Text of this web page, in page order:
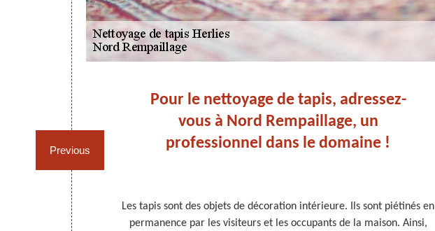
Previous
Pour le nettoyage de tapis, adressez-
vous à Nord Rempaillage, un
professionnel dans le domaine !
Les tapis sont des objets de décoration intérieure. Ils sont piétinés en
permanence par les visiteurs et les occupants de la maison. Ainsi,